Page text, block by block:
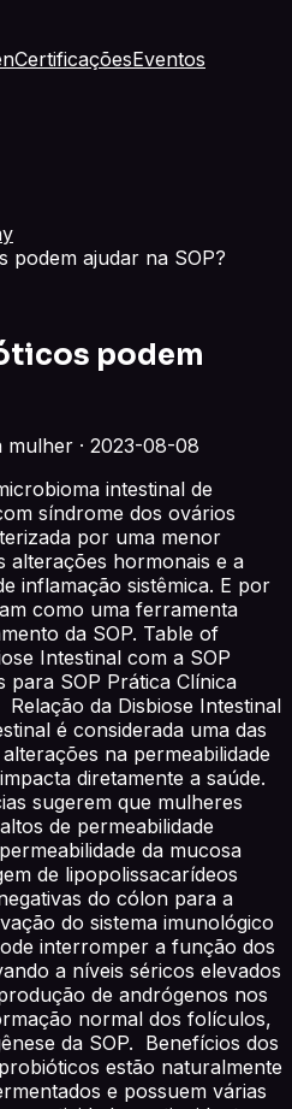
CertificaçõesEventos
podem ajudar na SOP?
podem
mulher · 2023-08-08
intestinal de
síndrome dos ovários
por uma menor
alterações hormonais e a
inflamação sistêmica. E por
como uma ferramenta
da SOP. Table of
Intestinal com a SOP
para SOP Prática Clínica
da Disbiose Intestinal
é considerada uma das
na permeabilidade
diretamente a saúde.
sugerem que mulheres
de permeabilidade
da mucosa
de lipopolissacarídeos
do cólon para a
do sistema imunológico
interromper a função dos
a níveis séricos elevados
de andrógenos nos
normal dos folículos,
da SOP. Benefícios dos
estão naturalmente
e possuem várias